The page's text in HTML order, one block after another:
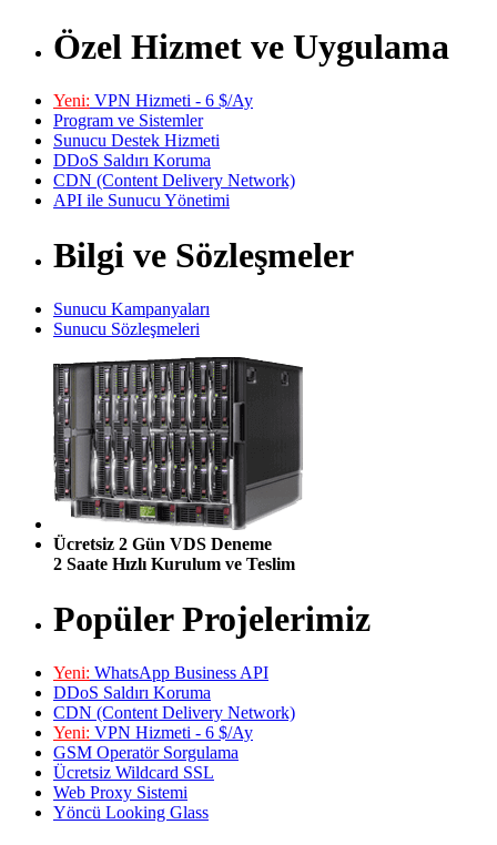
Özel Hizmet ve Uygulama
Yeni: VPN Hizmeti - 6 $/Ay
Program ve Sistemler
Sunucu Destek Hizmeti
DDoS Saldırı Koruma
CDN (Content Delivery Network)
API ile Sunucu Yönetimi
Bilgi ve Sözleşmeler
Sunucu Kampanyaları
Sunucu Sözleşmeleri
Ücretsiz 2 Gün VDS Deneme
2 Saate Hızlı Kurulum ve Teslim
Popüler Projelerimiz
Yeni: WhatsApp Business API
DDoS Saldırı Koruma
CDN (Content Delivery Network)
Yeni: VPN Hizmeti - 6 $/Ay
GSM Operatör Sorgulama
Ücretsiz Wildcard SSL
Web Proxy Sistemi
Yöncü Looking Glass